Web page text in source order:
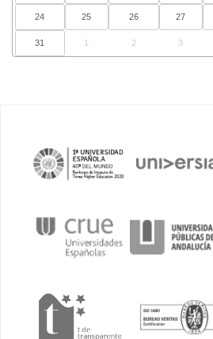
24 25 26 27
31 1 2 3